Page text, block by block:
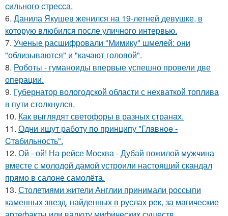
сильного стресса.
6. Данила Якушев женился на 19-летней девушке, в
которую влюбился после уличного интервью.
7. Ученые расшифровали "Мимику" шмелей: они
"облизываются" и "качают головой".
8. Роботы - гуманоиды впервые успешно провели две
операции.
9. Губернатор вологодской области с нехваткой топлива
в пути столкнулся.
10. Как выглядят светофоры в разных странах.
11. Одни ищут работу по принципу "Глaвноe -
Cтaбильность".
12. Ой - ой! На рейсе Москва - Дубай пожилой мужчина
вместе с молодой дамой устроили настоящий скандал
прямо в салоне самолёта.
13. Столетиями жители Англии принимали россыпи
каменных звезд, найденных в руслах рек, за магические